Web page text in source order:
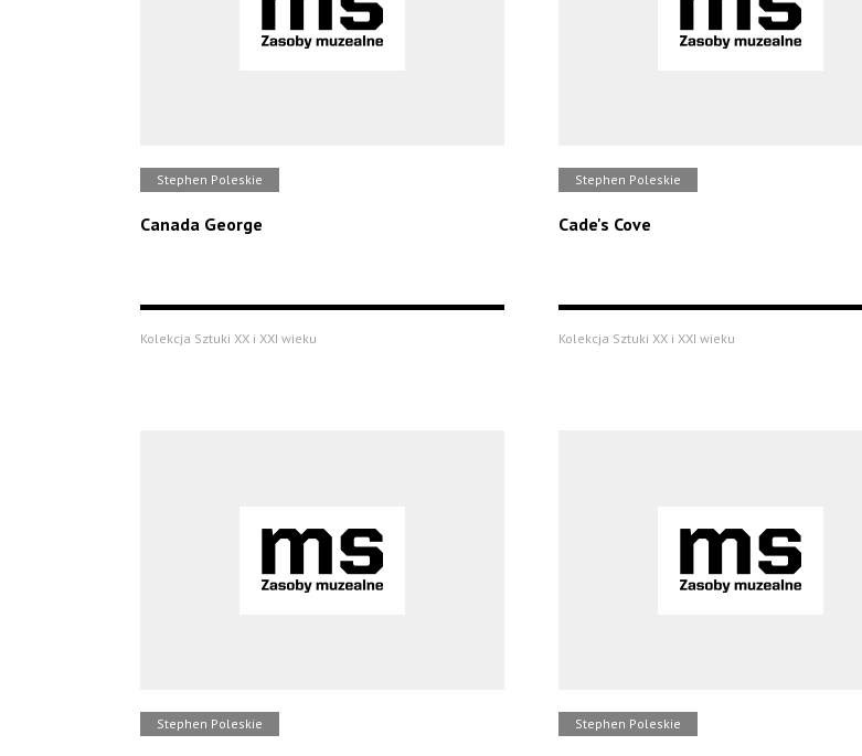
Stephen Poleskie
Canada George
Kolekcja Sztuki XX i XXI wieku
Stephen Poleskie
Cade's Cove
Kolekcja Sztuki XX i XXI wieku
Stephen Poleskie Stephen Poleskie